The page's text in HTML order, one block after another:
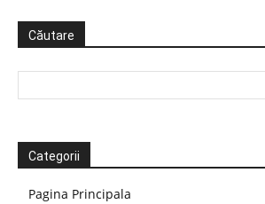
Căutare
Categorii
Pagina Principala